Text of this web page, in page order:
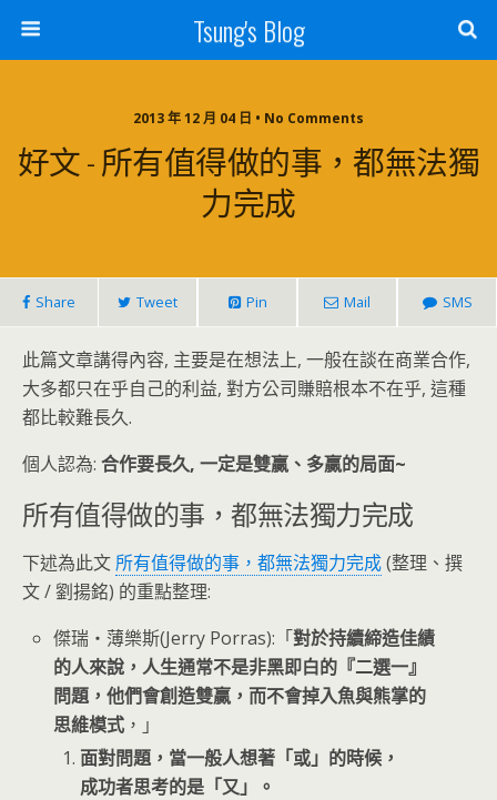
Tsung's Blog
2013 年 12 月 04 日 • No Comments
好文 - 所有值得做的事，都無法獨
力完成
Share Tweet Pin Mail SMS
此篇文章講得內容, 主要是在想法上, 一般在談在商業合作,
大多都只在乎自己的利益, 對方公司賺賠根本不在乎, 這種
都比較難長久.
個人認為: 合作要長久, 一定是雙贏、多贏的局面~
所有值得做的事，都無法獨力完成
下述為此文 所有值得做的事，都無法獨力完成(整理、撰
文 / 劉揚銘) 的重點整理:
傑瑞‧薄樂斯(Jerry Porras):「對於持續締造佳績
的人來說，人生通常不是非黑即白的『二選一』
問題，他們會創造雙贏，而不會掉入魚與熊掌的
思維模式 ，」
面對問題，當一般人想著「或」的時候，
成功者思考的是「又」。